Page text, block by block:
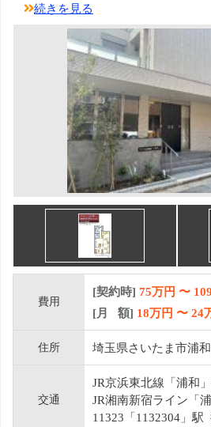
続きを見る
費用
[契約時] 75万円 〜 109
[月 額] 18万円 〜 24
住所 埼玉県さいたま市浦
交通
JR京浜東北線「浦和
JR湘南新宿ライン「
11323「1132304」駅